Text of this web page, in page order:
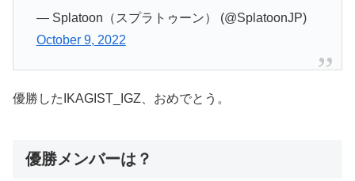
— Splatoon（スプラトゥーン） (@SplatoonJP)
October 9, 2022
優勝したIKAGIST_IGZ、おめでとう。
優勝メンバーは？